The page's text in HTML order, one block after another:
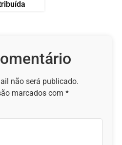
não será publicado.
marcados com *